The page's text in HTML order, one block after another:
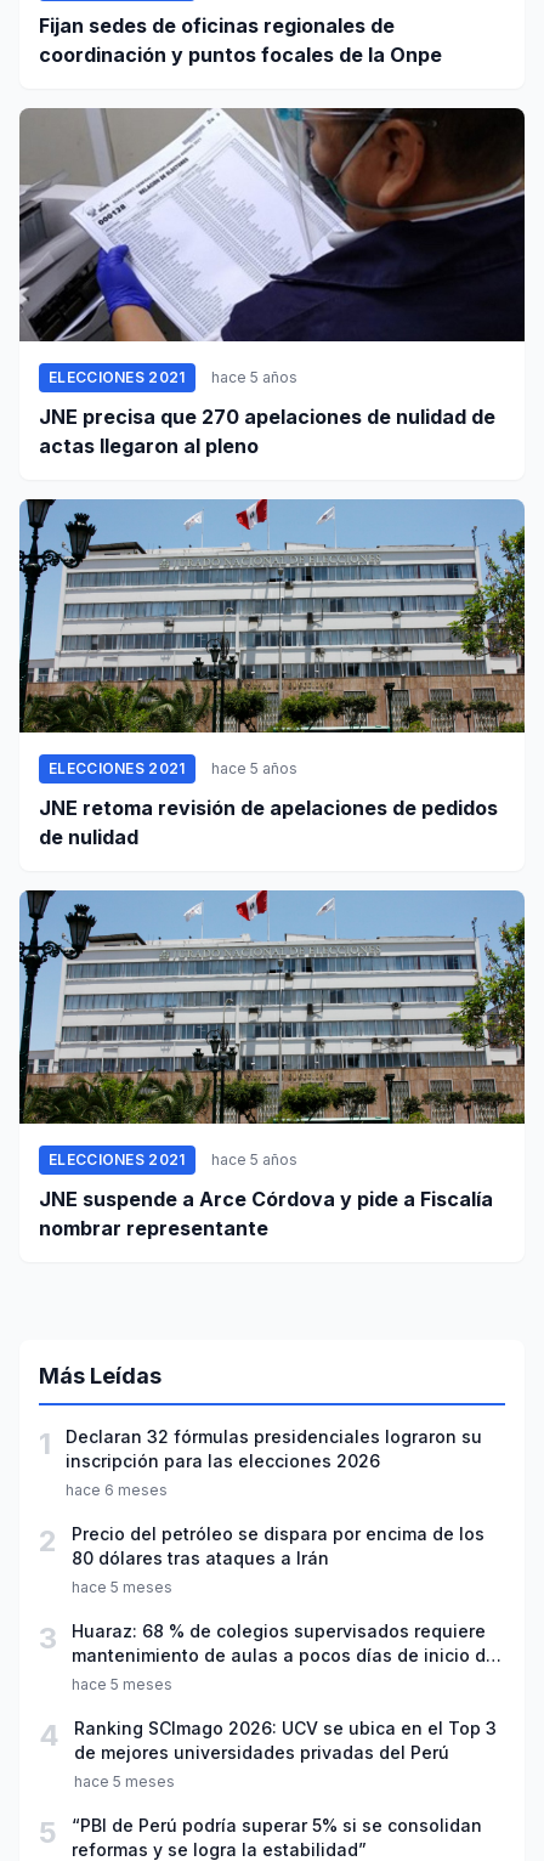
Fijan sedes de oficinas regionales de
coordinación y puntos focales de la Onpe
ELECCIONES 2021 hace 5 años
JNE precisa que 270 apelaciones de nulidad de
actas llegaron al pleno
ELECCIONES 2021 hace 5 años
JNE retoma revisión de apelaciones de pedidos
de nulidad
ELECCIONES 2021 hace 5 años
JNE suspende a Arce Córdova y pide a Fiscalía
nombrar representante
Más Leídas
1
Declaran 32 fórmulas presidenciales lograron su
inscripción para las elecciones 2026
hace 6 meses
2
Precio del petróleo se dispara por encima de los
80 dólares tras ataques a Irán
hace 5 meses
3
Huaraz: 68 % de colegios supervisados requiere
mantenimiento de aulas a pocos días de inicio del
año escolar 2026
hace 5 meses
4
Ranking SCImago 2026: UCV se ubica en el Top 3
de mejores universidades privadas del Perú
hace 5 meses
5
“PBI de Perú podría superar 5% si se consolidan
reformas y se logra la estabilidad”